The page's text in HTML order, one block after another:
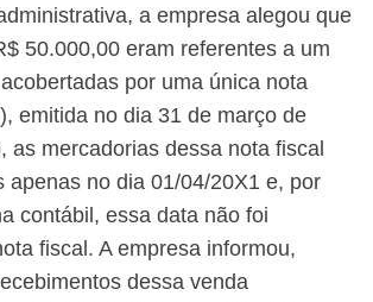
a empresa alegou que
50.000,00 eram referentes a um
por uma única nota
emitida no dia 31 de março de
as mercadorias dessa nota fiscal
apenas no dia 01/04/20X1 e, por
contábil, essa data não foi
fiscal. A empresa informou,
dessa venda